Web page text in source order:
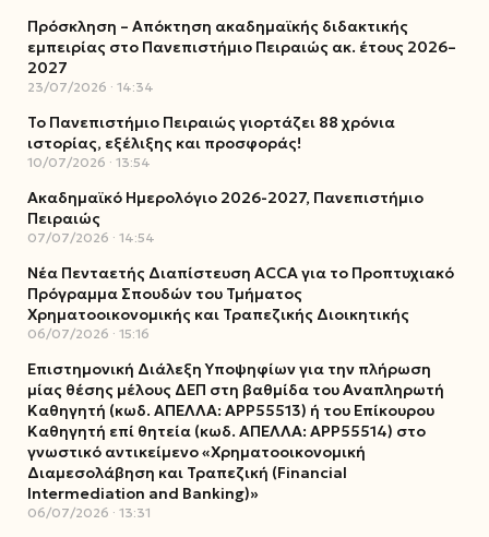
Πρόσκληση – Απόκτηση ακαδημαϊκής διδακτικής
εμπειρίας στο Πανεπιστήμιο Πειραιώς ακ. έτους 2026–
2027
23/07/2026 14:34
Το Πανεπιστήμιο Πειραιώς γιορτάζει 88 χρόνια
ιστορίας, εξέλιξης και προσφοράς!
10/07/2026 13:54
Ακαδημαϊκό Ημερολόγιο 2026-2027, Πανεπιστήμιο
Πειραιώς
07/07/2026 14:54
Νέα Πενταετής Διαπίστευση ACCA για το Προπτυχιακό
Πρόγραμμα Σπουδών του Τμήματος
Χρηματοοικονομικής και Τραπεζικής Διοικητικής
06/07/2026 15:16
Επιστημονική Διάλεξη Υποψηφίων για την πλήρωση
μίας θέσης μέλους ΔΕΠ στη βαθμίδα του Αναπληρωτή
Καθηγητή (κωδ. ΑΠΕΛΛΑ: ΑΡΡ55513) ή του Επίκουρου
Καθηγητή επί θητεία (κωδ. ΑΠΕΛΛΑ: ΑΡΡ55514) στο
γνωστικό αντικείμενο «Χρηματοοικονομική
Διαμεσολάβηση και Τραπεζική (Financial
Intermediation and Banking)»
06/07/2026 13:31